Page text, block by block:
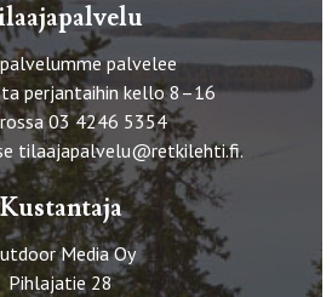
palvelee
perjantaihin kello 8–16
03 4246 5354
tilaajapalvelu@retkilehti.fi.
Kustantaja
Media Oy
Pihlajatie 28